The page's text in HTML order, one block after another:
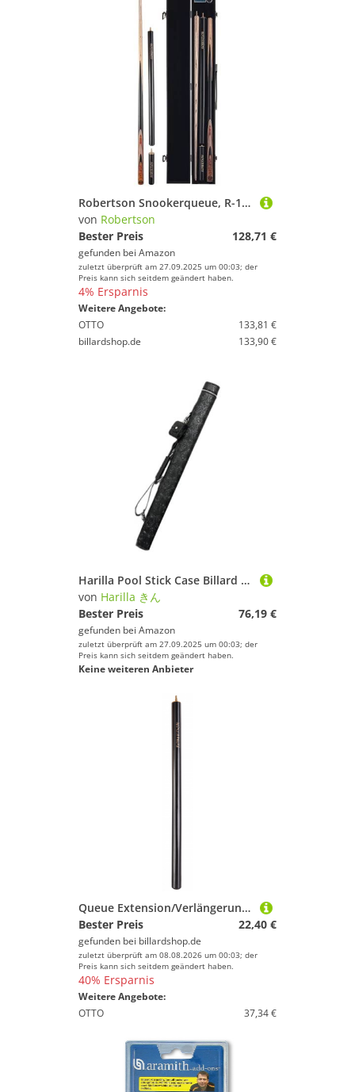
Robertson Snookerqueue, R-1, Profi Snooker Cue 2-teilig mit Verlängerung, Eschenholz, 9 mm Tip, Naturholzdekor, im Set mit Koffer oderTasche
von Robertson
Bester Preis
128,71 €
gefunden bei Amazon
zuletzt überprüft am 27.09.2025 um 00:03; der
Preis kann sich seitdem geändert haben.
4% Ersparnis
Weitere Angebote:
OTTO
133,81 €
billardshop.de
133,90 €
Harilla Pool Stick Case Billard Stick Tragetaste 2 Löcher Professional mit Reißverschluss Anti -Scratch Billard Zubehör Pool Cue Tasche, Schwarz
von Harilla きん
Bester Preis
76,19 €
gefunden bei Amazon
zuletzt überprüft am 27.09.2025 um 00:03; der
Preis kann sich seitdem geändert haben.
Keine weiteren Anbieter
Queue Extension/Verlängerung Snooker Robertson 55cm
Bester Preis
22,40 €
gefunden bei billardshop.de
zuletzt überprüft am 08.08.2026 um 00:03; der
Preis kann sich seitdem geändert haben.
40% Ersparnis
Weitere Angebote:
OTTO
37,34 €